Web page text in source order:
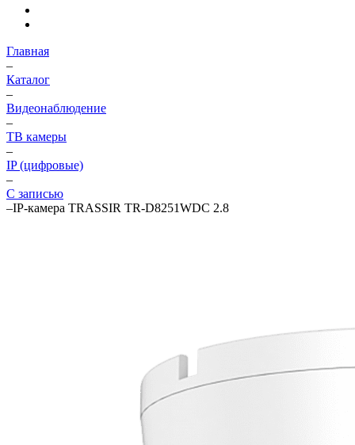
Главная
–
Каталог
–
Видеонаблюдение
–
ТВ камеры
–
IP (цифровые)
–
С записью
–IP-камера TRASSIR TR-D8251WDC 2.8